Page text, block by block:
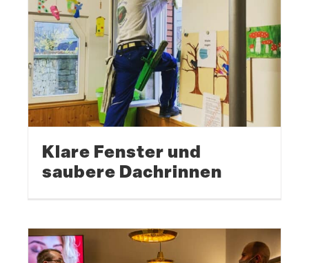
Klare Fenster und
saubere Dachrinnen